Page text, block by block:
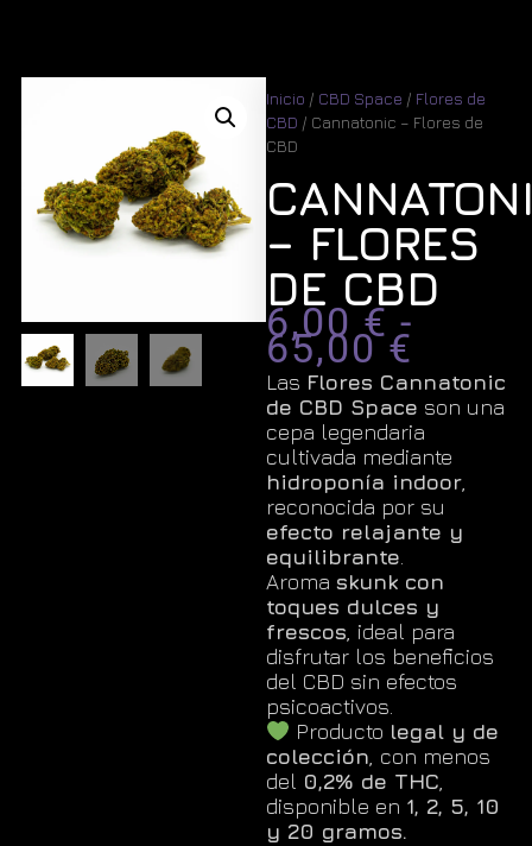
Inicio / CBD Space / Flores de
CBD / Cannatonic – Flores de
CBD
– FLORES
DE CBD
6,00€ -
65,00€
Las Flores Cannatonic
de CBD Space son una
cepa legendaria
cultivada mediante
hidroponía indoor
reconocida por su
efecto relajante y
equilibrante
Aroma skunk con
toques dulces y
frescos , ideal para
disfrutar los beneficios
del CBD sin efectos
psicoactivos.
Producto legal y de
colección , con menos
del 0,2% de THC
disponible en 1, 2, 5, 10
y 20 gramos.